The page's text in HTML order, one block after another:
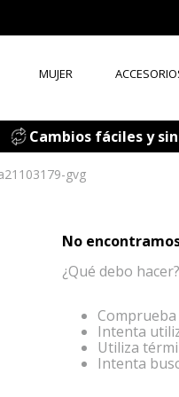
MUJER
Cambios fáciles y
gvg
No
¿Qué debo hacer?
Intenta
Utiliza
Intenta
TÉRMINOS
1.
tenis mujer
2
4.
sandalia
5.
botas
7
mocasines
8
medias